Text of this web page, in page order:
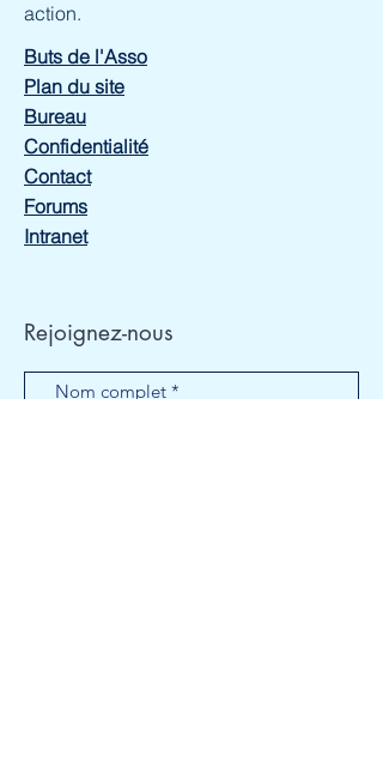
action.
Buts de l'Asso
Plan du site
Bureau
Confidentialité
Contact
Forums
Intranet
Rejoignez-nous